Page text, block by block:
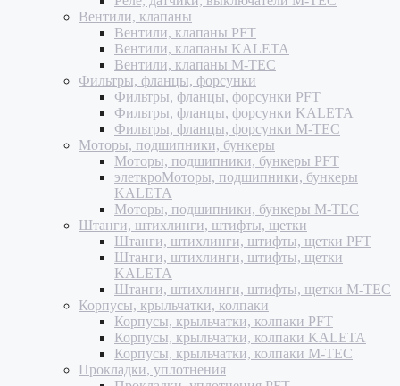
Вентили, клапаны
Вентили, клапаны PFT
Вентили, клапаны KALETA
Вентили, клапаны M-TEC
Фильтры, фланцы, форсунки
Фильтры, фланцы, форсунки PFT
Фильтры, фланцы, форсунки KALETA
Фильтры, фланцы, форсунки M-TEC
Моторы, подшипники, бункеры
Моторы, подшипники, бункеры PFT
элеткроМоторы, подшипники, бункеры
KALETA
Моторы, подшипники, бункеры M-TEC
Штанги, штихлинги, штифты, щетки
Штанги, штихлинги, штифты, щетки PFT
Штанги, штихлинги, штифты, щетки
KALETA
Штанги, штихлинги, штифты, щетки M-TEC
Корпусы, крыльчатки, колпаки
Корпусы, крыльчатки, колпаки PFT
Корпусы, крыльчатки, колпаки KALETA
Корпусы, крыльчатки, колпаки M-TEC
Прокладки, уплотнения